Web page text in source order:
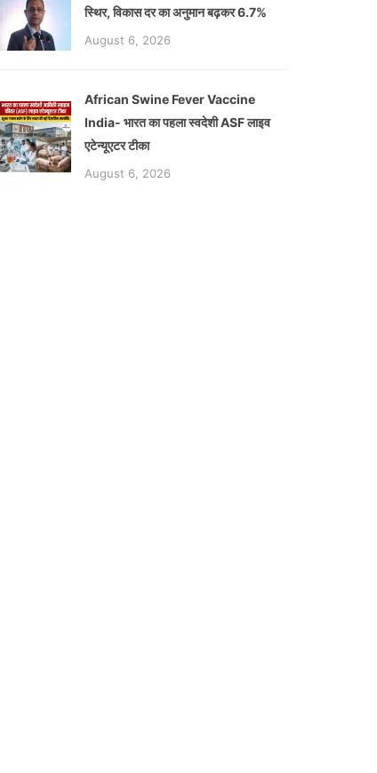
स्थिर, विकास दर का अनुमान बढ़कर 6.7%
August 6, 2026
African Swine Fever Vaccine
India- भारत का पहला स्वदेशी ASF लाइव
एटेन्यूएटर टीका
August 6, 2026